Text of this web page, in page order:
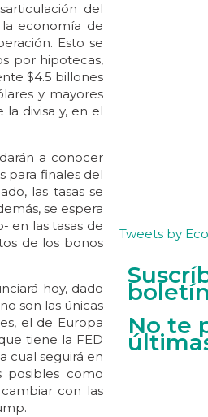
del
economía de
Esto se
por hipotecas,
$4.5 billones
y mayores
divisa y, en el
a conocer
para finales del
las tasas se
se espera
en las tasas de
de los bonos
hoy, dado
son las únicas
el de Europa
tiene la FED
cual seguirá en
posibles como
con las
Tweets by
boletín
No te